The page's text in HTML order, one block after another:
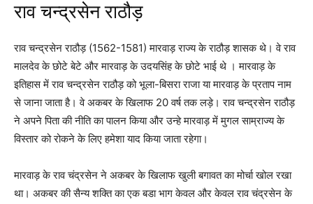
राव चन्द्रसेन राठौड़
राव चन्द्रसेन राठौड़ (1562-1581) मारवाड़ राज्य के राठौड़ शासक थे। वे राव
मालदेव के छोटे बेटे और मारवाड़ के उदयसिंह के छोटे भाई थे । मारवाड़ के
इतिहास में राव चन्द्रसेन राठौड़ को भूला-बिसरा राजा या मारवाड़ के प्रताप नाम
से जाना जाता है। वे अकबर के खिलाफ 20 वर्ष तक लड़े। राव चन्द्रसेन राठौड़
ने अपने पिता की नीति का पालन किया और उन्हे मारवाड़ में मुगल साम्राज्य के
विस्तार को रोकने के लिए हमेशा याद किया जाता रहेगा।
मारवाड़ के राव चंद्रसेन ने अकबर के खिलाफ खुली बगावत का मोर्चा खोल रखा
था। अकबर की सैन्य शक्ति का एक बडा भाग केवल और केवल राव चंद्रसेन के